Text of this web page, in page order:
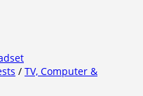
/ TV, Computer &